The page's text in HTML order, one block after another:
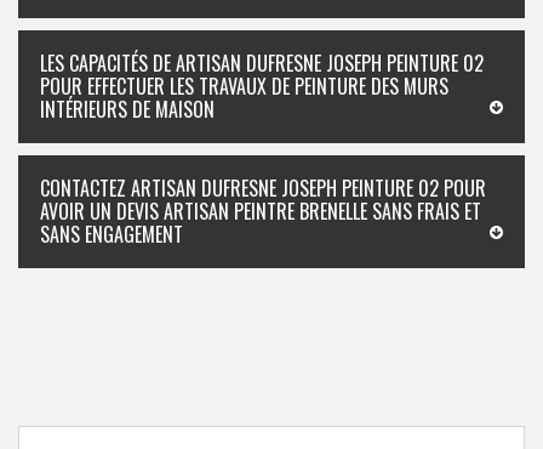
LES CAPACITÉS DE ARTISAN DUFRESNE JOSEPH PEINTURE 02
POUR EFFECTUER LES TRAVAUX DE PEINTURE DES MURS
INTÉRIEURS DE MAISON
CONTACTEZ ARTISAN DUFRESNE JOSEPH PEINTURE 02 POUR
AVOIR UN DEVIS ARTISAN PEINTRE BRENELLE SANS FRAIS ET
SANS ENGAGEMENT